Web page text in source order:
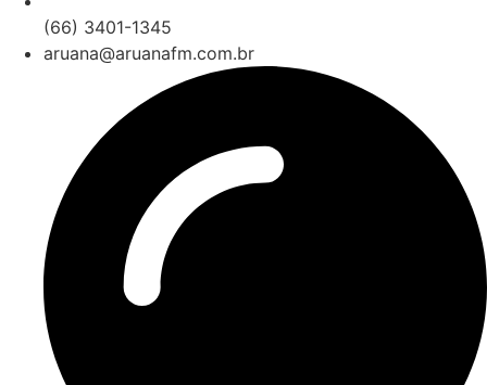
(66) 3401-1345
aruana@aruanafm.com.br